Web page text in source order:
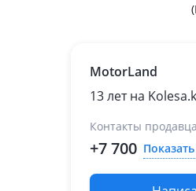
MotorLand
13 лет на
Контакты продавца
+7 700